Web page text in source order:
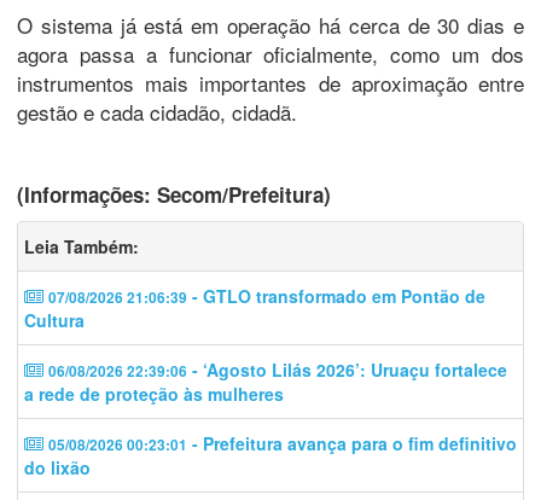
O sistema já está em operação há cerca de 30 dias e
agora passa a funcionar oficialmente, como um dos
instrumentos mais importantes de aproximação entre
gestão e cada cidadão, cidadã.
(Informações: Secom/Prefeitura)
Leia Também:
07/08/2026 21:06:39 - GTLO transformado em Pontão de
Cultura
06/08/2026 22:39:06 - ‘Agosto Lilás 2026’: Uruaçu fortalece
a rede de proteção às mulheres
05/08/2026 00:23:01 - Prefeitura avança para o fim definitivo
do lixão